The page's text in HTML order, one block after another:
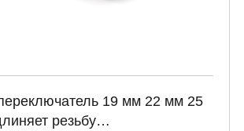
19 мм 22 мм 25
резьбу